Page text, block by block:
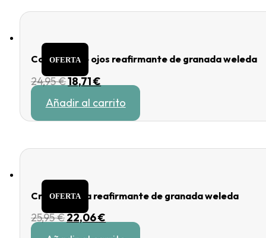
OFERTA
Contorno de ojos reafirmante de granada weleda
24,95€El
original
era:
18,71€
actual
es:
Añadir al carrito
OFERTA
Crema de día reafirmante de granada weleda
25,95€El
22,06€